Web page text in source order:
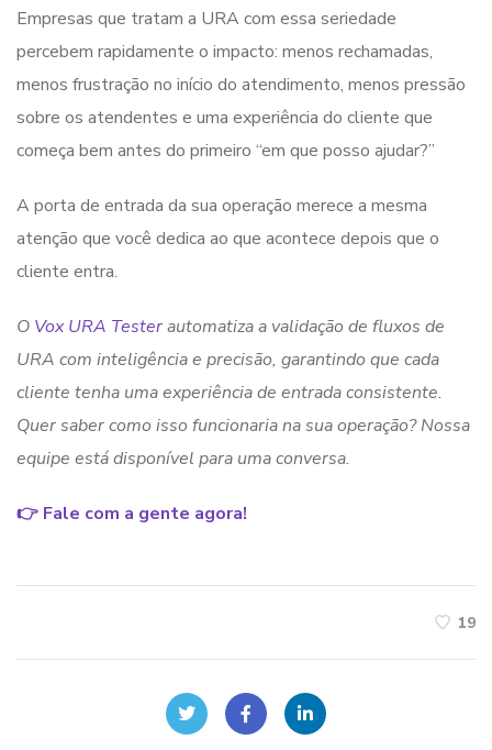
Empresas que tratam a URA com essa seriedade
percebem rapidamente o impacto: menos rechamadas,
menos frustração no início do atendimento, menos pressão
sobre os atendentes e uma experiência do cliente que
começa bem antes do primeiro “em que posso ajudar?”
A porta de entrada da sua operação merece a mesma
atenção que você dedica ao que acontece depois que o
cliente entra.
O Vox URA Testerautomatiza a validação de fluxos de
URA com inteligência e precisão, garantindo que cada
cliente tenha uma experiência de entrada consistente.
Quer saber como isso funcionaria na sua operação? Nossa
equipe está disponível para uma conversa.
👉 Fale com a gente agora!
19